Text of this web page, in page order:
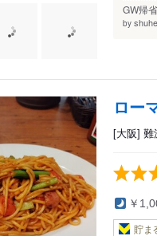
GW帰
by
ロー
[大阪] 難
￥
貯ま